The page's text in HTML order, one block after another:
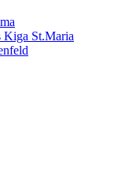
Kiga St.Maria